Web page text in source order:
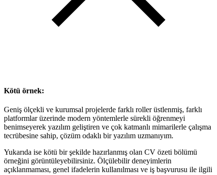
Kötü örnek:
Geniş ölçekli ve kurumsal projelerde farklı roller üstlenmiş, farklı
platformlar üzerinde modern yöntemlerle sürekli öğrenmeyi
benimseyerek yazılım geliştiren ve çok katmanlı mimarilerle çalışma
tecrübesine sahip, çözüm odaklı bir yazılım uzmanıyım.
Yukarıda ise kötü bir şekilde hazırlanmış olan CV özeti bölümü
örneğini görüntüleyebilirsiniz. Ölçülebilir deneyimlerin
açıklanmaması, genel ifadelerin kullanılması ve iş başvurusu ile ilgili